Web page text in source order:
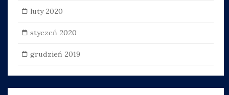
luty 2020
styczeń 2020
grudzień 2019